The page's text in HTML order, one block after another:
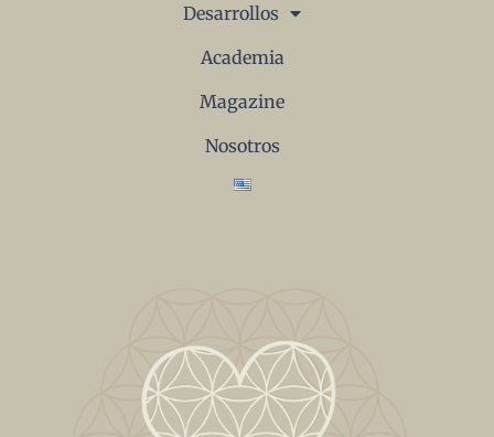
Desarrollos
Academia
Magazine
Nosotros